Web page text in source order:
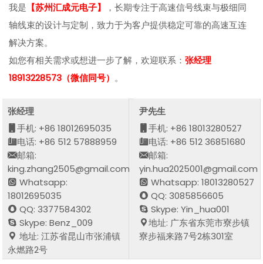
我是 【苏州汇成元电子】
，长期专注于高速信号线束与极细同
轴线束的设计与定制，致力于为客户提供稳定可靠的高速互连
解决方案。
如您有相关需求或想进一步了解，欢迎联系：张经理
18913228573（微信同号） 。
张经理
手机: +86 18012695035
电话: +86 512 57888959
邮箱:
king.zhang2505@gmail.com
Whatsapp:
18012695035
QQ: 3377584302
Skype: Benz_009
地址: 江苏省昆山市张浦镇
永燃路2号
尹先生
手机: +86 18013280527
电话: +86 512 36851680
邮箱:
yin.hua2025001@gmail.com
Whatsapp: 18013280527
QQ: 3085856605
Skype: Yin_hua001
地址: 广东省东莞市寮步镇
寮步福来路7号2栋301室